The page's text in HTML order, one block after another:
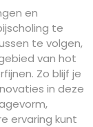
en
te
te volgen,
van hot
Zo blijf je
in deze
ervaring kunt